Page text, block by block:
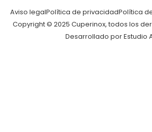
Aviso legalPolítica de privacidadPolítica
Copyright © 2025 Cuperinox, todos los
Desarrollado por Estudio